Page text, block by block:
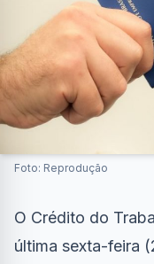
Foto: Reprodução
O Crédito do
última sexta-feira